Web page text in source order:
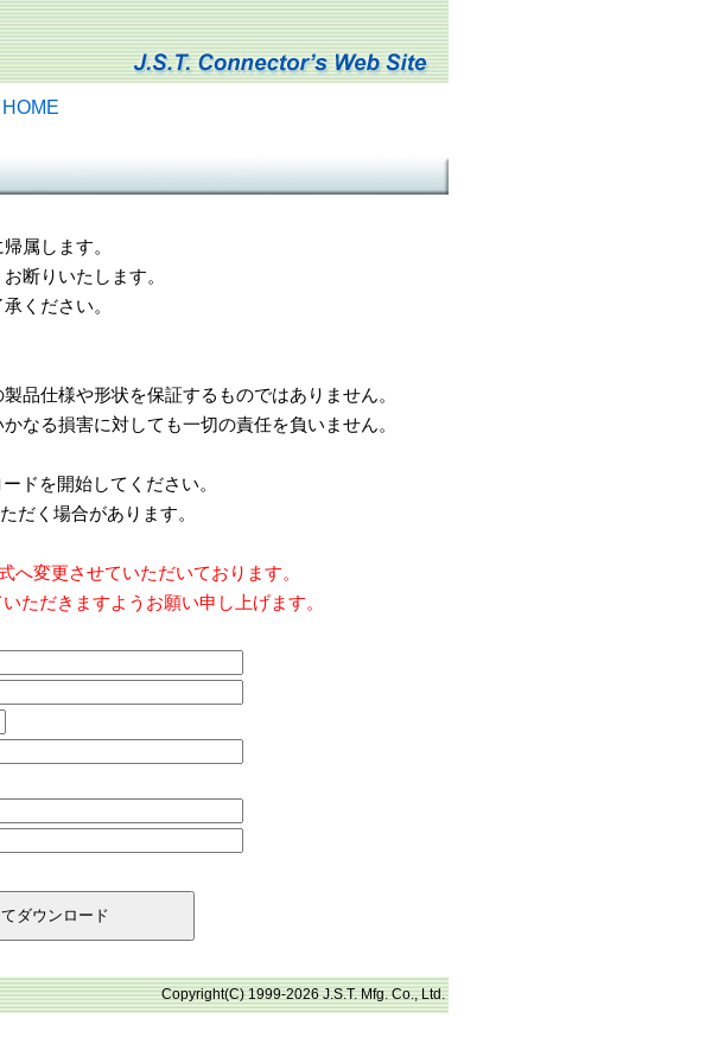
HOME
属します。
断りいたします。
ください。
品仕様や形状を保証するものではありません。
なる損害に対しても一切の責任を負いません。
ドを開始してください。
だく場合があります。
へ変更させていただいております。
ただきますようお願い申し上げます。
Copyright(C) 1999-2026 J.S.T. Mfg. Co., Ltd.